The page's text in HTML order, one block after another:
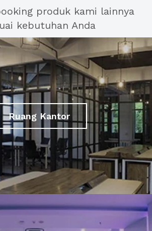
produk kami lainnya
kebutuhan Anda
Ruang Kantor